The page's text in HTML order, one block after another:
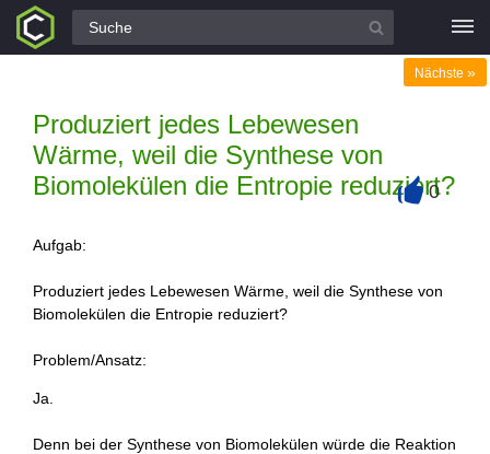
Alle Fragen
Produziert jedes Lebewesen
Wärme, weil die Synthese von
Biomolekülen die Entropie reduziert?
Nächste »
0
Aufgab:
Produziert jedes Lebewesen Wärme, weil die Synthese von
Biomolekülen die Entropie reduziert?
Problem/Ansatz:
Ja.
Denn bei der Synthese von Biomolekülen würde die Reaktion